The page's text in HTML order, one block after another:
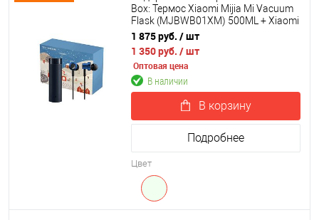
Box: Термос Xiaomi Mijia Mi Vacuum
Flask (MJBWB01XM) 500ML + Xiaomi
Double Dynamic Earphone
SDQEJ06WM
1 875 руб. / шт
1 350 руб. / шт
Оптовая цена
В наличии
В корзину
Подробнее
Цвет